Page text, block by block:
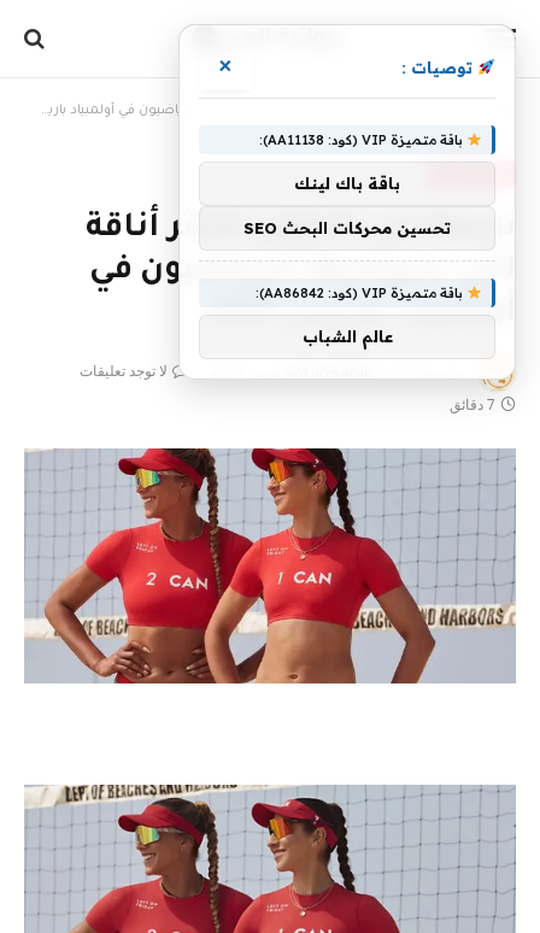
تسعة من الأطقم الأكثر أناقة التي سيرتديها الرياضيون في أولمبياد باريس 2024
تسعة من الأطقم الأكثر أناقة
التي سيرتديها الرياضيون في
أولمبياد باريس 2024
لا توجد تعليقات
7 دقائق
توصيات : ×
باقة متميزة VIP (كود: AA11138):
باقة باك لينك
تحسين محركات البحث SEO
باقة متميزة VIP (كود: AA86842):
عالم الشباب